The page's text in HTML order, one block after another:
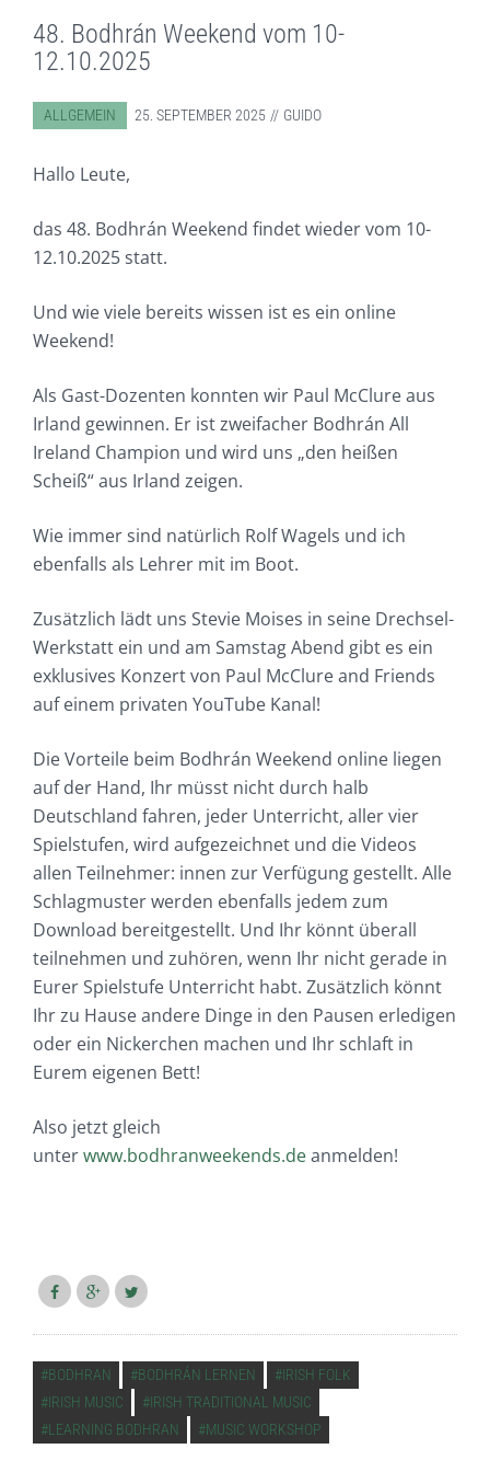
48. Bodhrán Weekend vom 10-
12.10.2025
ABGELEGT IN:
ALLGEMEIN 25. SEPTEMBER 2025 GUIDO
Hallo Leute,
das 48. Bodhrán Weekend findet wieder vom 10-
12.10.2025 statt.
Und wie viele bereits wissen ist es ein online
Weekend!
Als Gast-Dozenten konnten wir Paul McClure aus
Irland gewinnen. Er ist zweifacher Bodhrán All
Ireland Champion und wird uns „den heißen
Scheiß“ aus Irland zeigen.
Wie immer sind natürlich Rolf Wagels und ich
ebenfalls als Lehrer mit im Boot.
Zusätzlich lädt uns Stevie Moises in seine Drechsel-
Werkstatt ein und am Samstag Abend gibt es ein
exklusives Konzert von Paul McClure and Friends
auf einem privaten YouTube Kanal!
Die Vorteile beim Bodhrán Weekend online liegen
auf der Hand, Ihr müsst nicht durch halb
Deutschland fahren, jeder Unterricht, aller vier
Spielstufen, wird aufgezeichnet und die Videos
allen Teilnehmer: innen zur Verfügung gestellt. Alle
Schlagmuster werden ebenfalls jedem zum
Download bereitgestellt. Und Ihr könnt überall
teilnehmen und zuhören, wenn Ihr nicht gerade in
Eurer Spielstufe Unterricht habt. Zusätzlich könnt
Ihr zu Hause andere Dinge in den Pausen erledigen
oder ein Nickerchen machen und Ihr schlaft in
Eurem eigenen Bett!
Also jetzt gleich
unterwww.bodhranweekends.deanmelden!
VERSCHLAGWORTET
BODHRAN BODHRÁN LERNEN
IRISH FOLK
IRISH MUSIC
IRISH TRADITIONAL MUSIC
LEARNING BODHRAN
MUSIC WORKSHOP